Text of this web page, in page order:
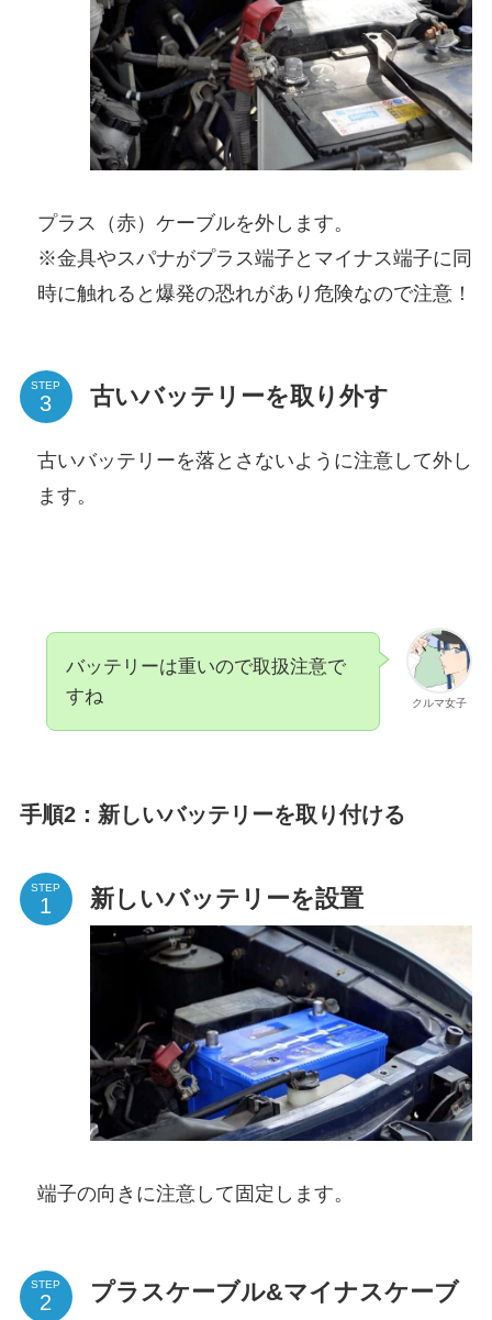
プラス（赤）ケーブルを外します。
※金具やスパナがプラス端子とマイナス端子に同
時に触れると爆発の恐れがあり危険なので注意！
STEP 古いバッテリーを取り外す
古いバッテリーを落とさないように注意して外し
ます。
クルマ女子
バッテリーは重いので取扱注意で
すね
手順2：新しいバッテリーを取り付ける
STEP 新しいバッテリーを設置
端子の向きに注意して固定します。
STEP
プラスケーブル&マイナスケーブ